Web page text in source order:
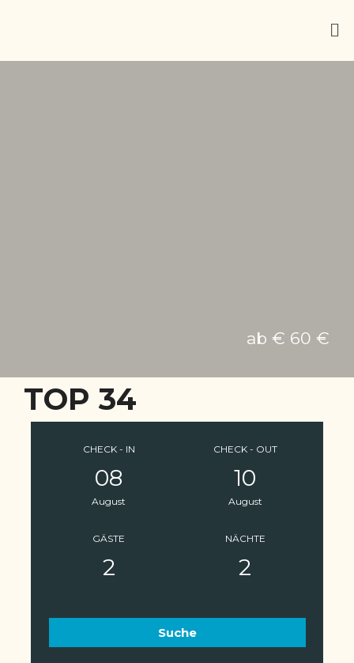
ab € 60 €
TOP 34
CHECK - IN
08
August
CHECK - OUT
10
August
GÄSTE
2
NÄCHTE
2